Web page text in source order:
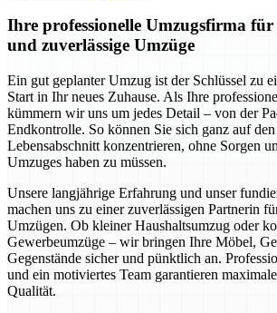
Ihre professionelle Umzugsfirma für
und zuverlässige Umzüge
Ein gut geplanter Umzug ist der Schlüssel zu
Start in Ihr neues Zuhause. Als Ihre
kümmern wir uns um jedes Detail – von der
Endkontrolle. So können Sie sich ganz auf den
Lebensabschnitt konzentrieren, ohne Sorgen
Umzuges haben zu müssen.
Unsere langjährige Erfahrung und unser
machen uns zu einer zuverlässigen Partnerin
Umzügen. Ob kleiner Haushaltsumzug oder
Gewerbeumzüge – wir bringen Ihre Möbel,
Gegenstände sicher und pünktlich an.
und ein motiviertes Team garantieren
Qualität.